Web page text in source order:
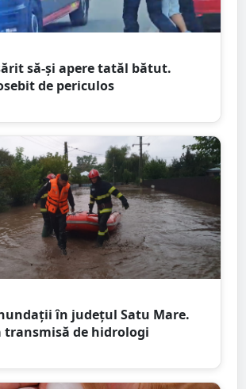
să-și apere tatăl bătut.
de periculos
în județul Satu Mare.
transmisă de hidrologi